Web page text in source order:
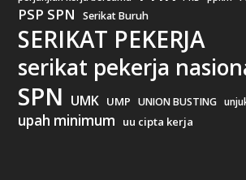
PSP SPN Serikat Buruh
SERIKAT PEKERJA
serikat pekerja
SPN UMK UMP UNION BUSTING
upah minimum uu cipta kerja